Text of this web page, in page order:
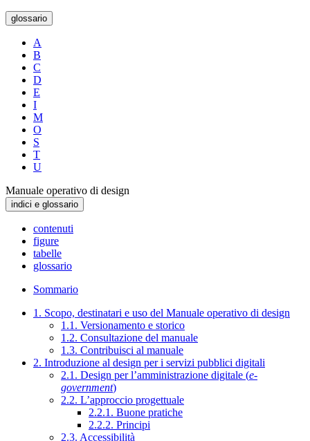
glossario
A
B
C
D
E
I
M
O
S
T
U
Manuale operativo di design
indici e glossario
contenuti
figure
tabelle
glossario
Sommario
1. Scopo, destinatari e uso del Manuale operativo di design
1.1. Versionamento e storico
1.2. Consultazione del manuale
1.3. Contribuisci al manuale
2. Introduzione al design per i servizi pubblici digitali
2.1. Design per l’amministrazione digitale (e-
government)
2.2. L’approccio progettuale
2.2.1. Buone pratiche
2.2.2. Principi
2.3. Accessibilità